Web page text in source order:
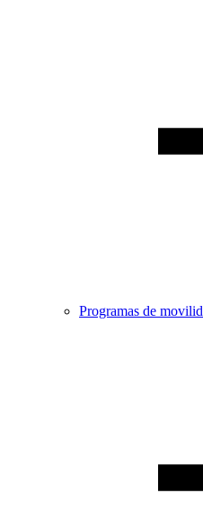
Programas de